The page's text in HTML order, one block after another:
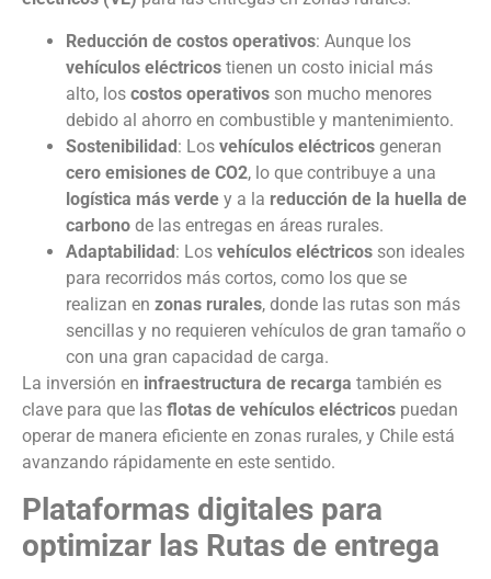
Reducción de costos operativos: Aunque los
vehículos eléctricos tienen un costo inicial más
alto, los costos operativos son mucho menores
debido al ahorro en combustible y mantenimiento.
Sostenibilidad: Los vehículos eléctricos generan
cero emisiones de CO2, lo que contribuye a una
logística más verde y a la reducción de la huella de
carbono de las entregas en áreas rurales.
Adaptabilidad: Los vehículos eléctricos son ideales
para recorridos más cortos, como los que se
realizan en zonas rurales, donde las rutas son más
sencillas y no requieren vehículos de gran tamaño o
con una gran capacidad de carga.
La inversión en infraestructura de recarga también es
clave para que las flotas de vehículos eléctricos puedan
operar de manera eficiente en zonas rurales, y Chile está
avanzando rápidamente en este sentido.
Plataformas digitales para
optimizar las Rutas de entrega